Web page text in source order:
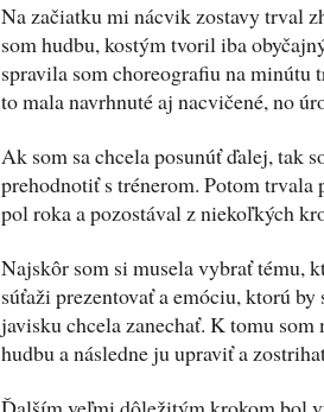
Na začiatku mi nácvik zostavy trval
som hudbu, kostým tvoril iba
spravila som choreografiu na
to mala navrhnuté aj nacvičené, no
Ak som sa chcela posunúť ďalej, tak
prehodnotiť s trénerom. Potom trvala
pol roka a pozostával z niekoľkých
Najskôr som si musela vybrať tému,
súťaži prezentovať a emóciu, ktorú by
javisku chcela zanechať. K tomu
hudbu a následne ju upraviť a